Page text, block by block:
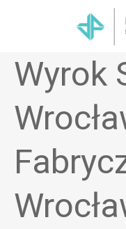
Wyrok